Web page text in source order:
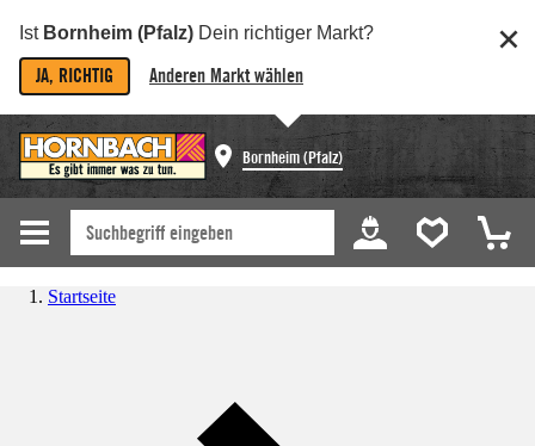
Ist Bornheim (Pfalz) Dein richtiger Markt?
JA, RICHTIG Anderen Markt wählen
Bornheim (Pfalz)
Startseite